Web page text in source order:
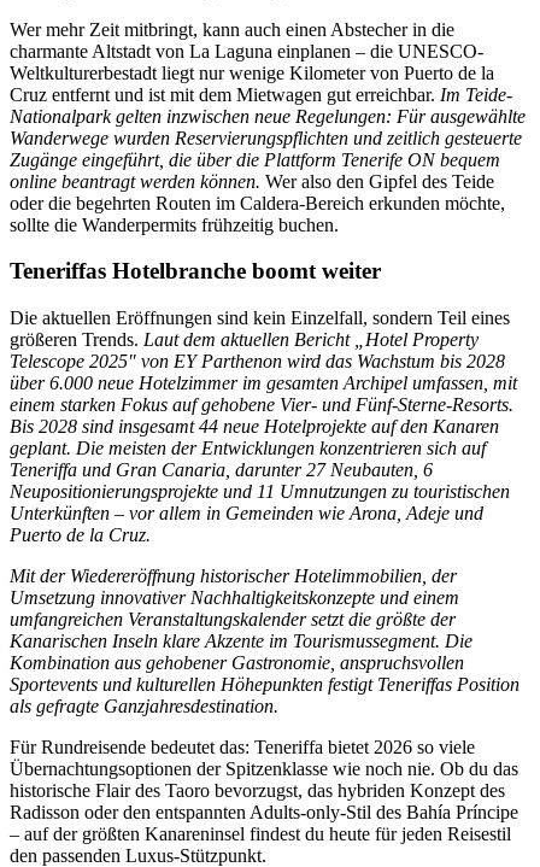
Wer mehr Zeit mitbringt, kann auch einen Abstecher in die
charmante Altstadt von La Laguna einplanen – die UNESCO-
Weltkulturerbestadt liegt nur wenige Kilometer von Puerto de la
Cruz entfernt und ist mit dem Mietwagen gut erreichbar. Im Teide-
Nationalpark gelten inzwischen neue Regelungen: Für ausgewählte
Wanderwege wurden Reservierungspflichten und zeitlich gesteuerte
Zugänge eingeführt, die über die Plattform Tenerife ON bequem
online beantragt werden können. Wer also den Gipfel des Teide
oder die begehrten Routen im Caldera-Bereich erkunden möchte,
sollte die Wanderpermits frühzeitig buchen.
Teneriffas Hotelbranche boomt weiter
Die aktuellen Eröffnungen sind kein Einzelfall, sondern Teil eines
größeren Trends. Laut dem aktuellen Bericht „Hotel Property
Telescope 2025″ von EY Parthenon wird das Wachstum bis 2028
über 6.000 neue Hotelzimmer im gesamten Archipel umfassen, mit
einem starken Fokus auf gehobene Vier- und Fünf-Sterne-Resorts.
Bis 2028 sind insgesamt 44 neue Hotelprojekte auf den Kanaren
geplant. Die meisten der Entwicklungen konzentrieren sich auf
Teneriffa und Gran Canaria, darunter 27 Neubauten, 6
Neupositionierungsprojekte und 11 Umnutzungen zu touristischen
Unterkünften – vor allem in Gemeinden wie Arona, Adeje und
Puerto de la Cruz.
Mit der Wiedereröffnung historischer Hotelimmobilien, der
Umsetzung innovativer Nachhaltigkeitskonzepte und einem
umfangreichen Veranstaltungskalender setzt die größte der
Kanarischen Inseln klare Akzente im Tourismussegment. Die
Kombination aus gehobener Gastronomie, anspruchsvollen
Sportevents und kulturellen Höhepunkten festigt Teneriffas Position
als gefragte Ganzjahresdestination.
Für Rundreisende bedeutet das: Teneriffa bietet 2026 so viele
Übernachtungsoptionen der Spitzenklasse wie noch nie. Ob du das
historische Flair des Taoro bevorzugst, das hybriden Konzept des
Radisson oder den entspannten Adults-only-Stil des Bahía Príncipe
– auf der größten Kanareninsel findest du heute für jeden Reisestil
den passenden Luxus-Stützpunkt.